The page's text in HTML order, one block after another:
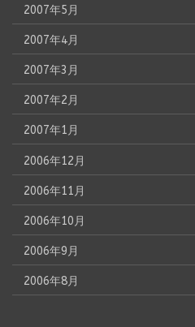
2007年5月
2007年4月
2007年3月
2007年2月
2007年1月
2006年12月
2006年11月
2006年10月
2006年9月
2006年8月